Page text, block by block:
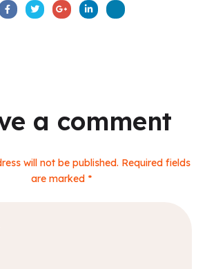
a comment
will not be published. Required fields
are marked *